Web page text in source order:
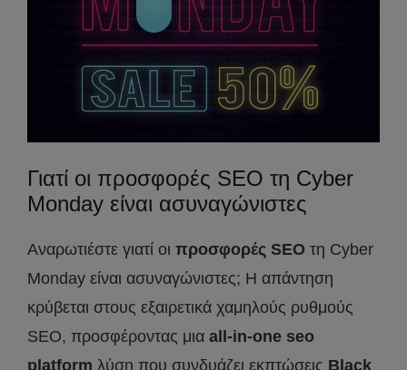
Γιατί οι προσφορές SEO τη Cyber
Monday είναι ασυναγώνιστες
Αναρωτιέστε γιατί οι προσφορές SEO τη Cyber
Monday είναι ασυναγώνιστες; Η απάντηση
κρύβεται στους εξαιρετικά χαμηλούς ρυθμούς
SEO, προσφέροντας μια all -in-one seo
platform λύση που συνδυάζει εκπτώσεις Black